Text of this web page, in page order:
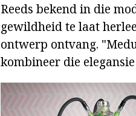
Reeds bekend in die
gewildheid te laat
ontwerp ontvang.
kombineer die